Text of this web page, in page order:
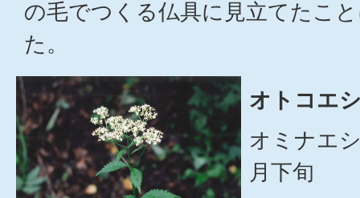
の毛でつくる仏具に見立てたこ
た。
オトコエ
オミナエ
月下旬